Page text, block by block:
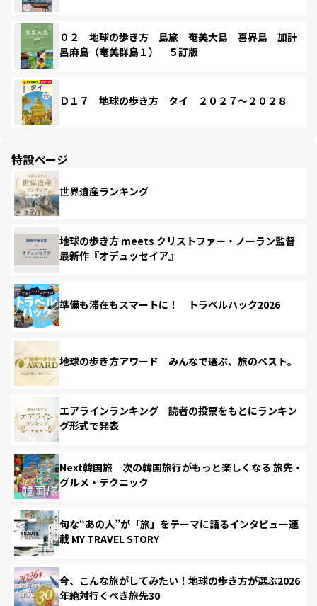
０２ 地球の歩き方 島旅 奄美大島 喜界島 加計
呂麻島（奄美群島１） ５訂版
Ｄ１７ 地球の歩き方 タイ ２０２７～２０２８
特設ページ
世界遺産ランキング
地球の歩き方 meets クリストファー・ノーラン監督
最新作『オデュッセイア』
準備も滞在もスマートに！ トラベルハック2026
地球の歩き方アワード みんなで選ぶ、旅のベスト。
エアラインランキング 読者の投票をもとにランキン
グ形式で発表
Next韓国旅 次の韓国旅行がもっと楽しくなる 旅先・
グルメ・テクニック
旬な“あの人”が「旅」をテーマに語るインタビュー連
載 MY TRAVEL STORY
今、こんな旅がしてみたい！地球の歩き方が選ぶ2026
年絶対行くべき旅先30